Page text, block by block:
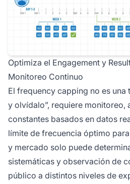
Optimiza el Engagement y
Monitoreo Continuo
El frequency capping no es una
y olvídalo”, requiere monitoreo,
constantes basados en datos
límite de frecuencia óptimo
y mercado solo puede
sistemáticas y observación de
público a distintos niveles de